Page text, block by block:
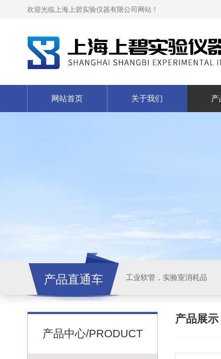
欢迎光临上海上碧实验仪器有限公司网站！
网站首页 关于我们 产
产品直通车 工业软管，实验室消耗品
产品中心/PRODUCT
产品展示